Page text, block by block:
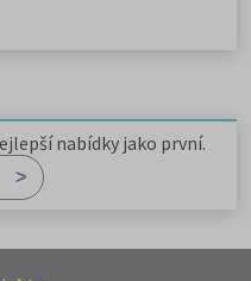
nabídky jako první.